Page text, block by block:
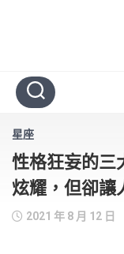
星座
性格狂妄的三
炫耀，但卻讓
2021 年 8 月 12 日